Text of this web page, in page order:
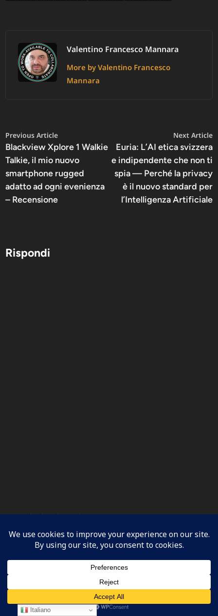
Valentino Francesco Mannara
More by Valentino Francesco
Mannara
Navigazione
articoli
Previous ArticlePrevious
article:
Blackview Xplore 1 Walkie
Talkie, il mio nuovo
smartphone rugged
adatto ad ogni evenienza
– Recensione
Next Article
Euria: L’AI etica svizzera
e indipendente che non ti
spia — Perché la privacy
è il nuovo standard per
l’Intelligenza Artificiale
Rispondi
Seguimi sui Social
Facebook
X BlueskyLinkedInTelegram
“Tutte le immagini presenti sul blog sono protette da
Italiano